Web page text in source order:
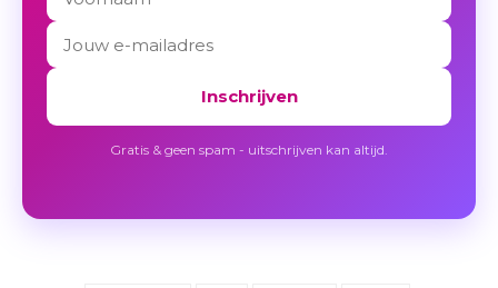
Inschrijven
Gratis & geen spam - uitschrijven kan altijd.